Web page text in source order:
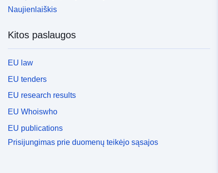
Naujienlaiškis
Kitos paslaugos
EU law
EU tenders
EU research results
EU Whoiswho
EU publications
Prisijungimas prie duomenų teikėjo sąsajos